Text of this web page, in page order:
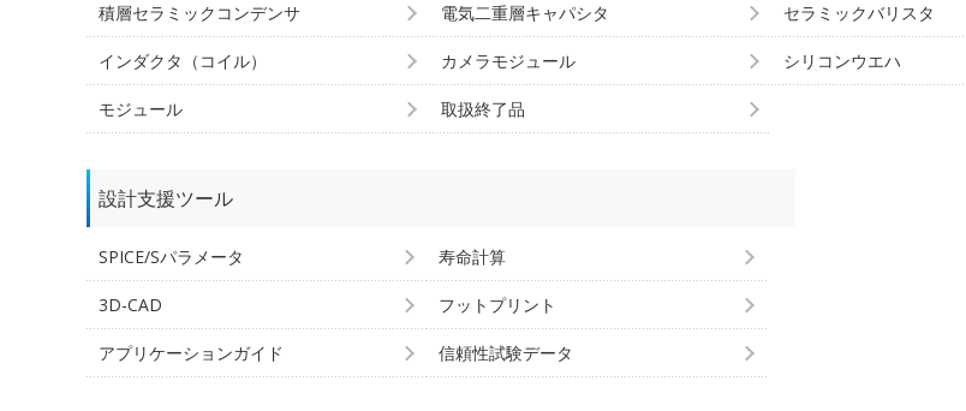
積層セラミックコンデンサ 電気二重層キャパシタ セラミックバリスタ
インダクタ（コイル） カメラモジュール シリコンウエハ
モジュール 取扱終了品
設計支援ツール
SPICE/Sパラメータ 寿命計算
3D-CAD フットプリント
アプリケーションガイド 信頼性試験データ